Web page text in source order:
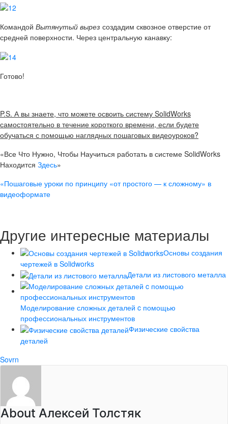
Командой Вытянутый вырез создадим сквозное отверстие от
средней поверхности. Через центральную канавку:
Готово!
P.S. А вы знаете, что можете освоить систему SolidWorks
самостоятельно в течение короткого времени, если будете
обучаться с помощью наглядных пошаговых видеоуроков?
«Все Что Нужно, Чтобы Научиться работать в системе SolidWorks
Находится Здесь»
«Пошаговые уроки по принципу «от простого — к сложному» в
видеоформате
Другие интересные материалы
Основы создания
чертежей в Solidworks
Детали из листового металла
Моделирование сложных деталей c помощью
профессиональных инструментов
Физические свойства
деталей
Sovrn
About Алексей Толстяк